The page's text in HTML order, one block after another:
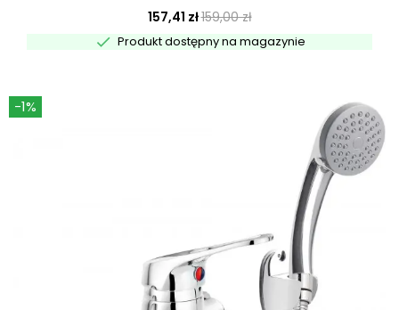
157,41 zł159,00 zł
 Produkt dostępny na magazynie
-1%